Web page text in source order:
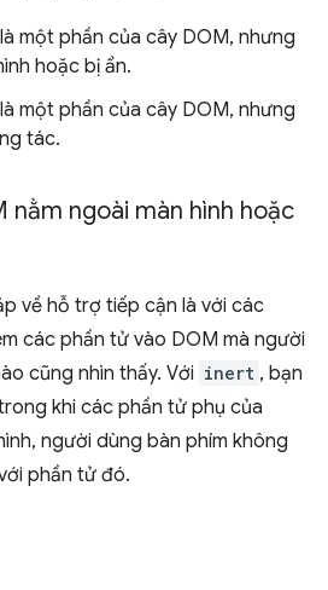
một phần của cây DOM, nhưng
hoặc bị ẩn.
một phần của cây DOM, nhưng
tác.
nằm ngoài màn hình hoặc
về hỗ trợ tiếp cận là với các
các phần tử vào DOM mà người
cũng nhìn thấy. Với inert , bạn
khi các phần tử phụ của
người dùng bàn phím không
phần tử đó.